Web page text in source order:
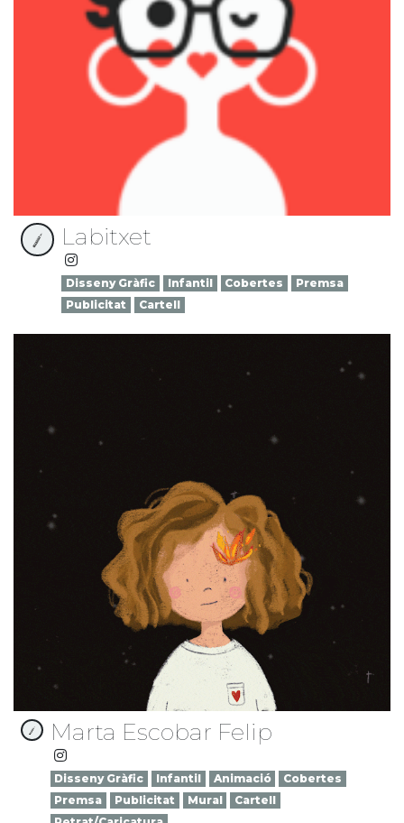
Labitxet
Disseny Gràfic Infantil Cobertes
Premsa
Publicitat
Cartell
Marta Escobar Felip
Disseny Gràfic Infantil Animació
Cobertes
Premsa
Publicitat Mural
Cartell